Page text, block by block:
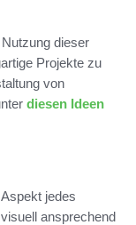
dieser
Projekte zu
von
diesen Ideen
jedes
ansprechend